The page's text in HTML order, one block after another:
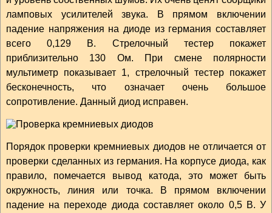
ламповых усилителей звука. В прямом включении
падение напряжения на диоде из германия составляет
всего 0,129 В. Стрелочный тестер покажет
приблизительно 130 Ом. При смене полярности
мультиметр показывает 1, стрелочный тестер покажет
бесконечность, что означает очень большое
сопротивление. Данный диод исправен.
Порядок проверки кремниевых диодов не отличается от
проверки сделанных из германия. На корпусе диода, как
правило, помечается вывод катода, это может быть
окружность, линия или точка. В прямом включении
падение на переходе диода составляет около 0,5 В. У